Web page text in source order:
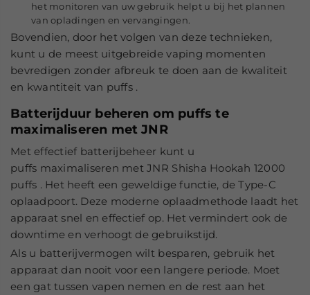
het monitoren van uw gebruik helpt u bij het plannen
van opladingen en vervangingen.
Bovendien, door het volgen van deze technieken,
kunt u de meest uitgebreide vaping momenten
bevredigen zonder afbreuk te doen aan de kwaliteit
en kwantiteit van puffs .
Batterijduur beheren om puffs te
maximaliseren met JNR
Met effectief batterijbeheer kunt u
puffs maximaliseren met JNR Shisha Hookah 12000
puffs . Het heeft een geweldige functie, de Type-C
oplaadpoort. Deze moderne oplaadmethode laadt het
apparaat snel en effectief op. Het vermindert ook de
downtime en verhoogt de gebruikstijd.
Als u batterijvermogen wilt besparen, gebruik het
apparaat dan nooit voor een langere periode. Moet
een gat tussen vapen nemen en de rest aan het